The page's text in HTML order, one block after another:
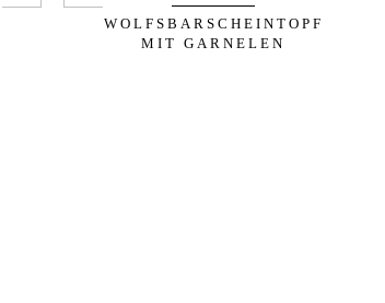
WOLFSBARSCHEINTOPF
MIT GARNELEN